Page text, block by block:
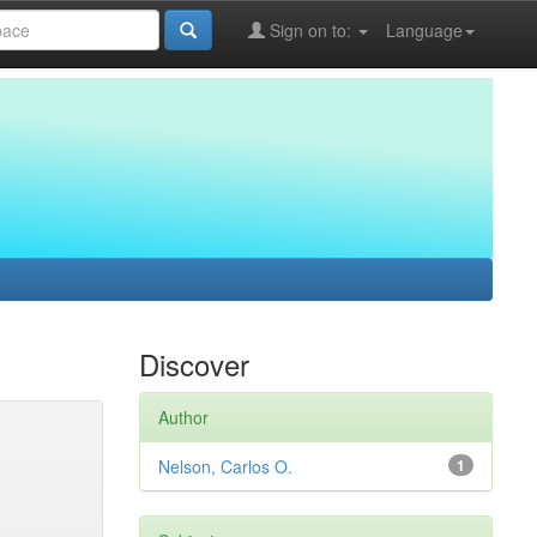
Language
Sign on to:
Discover
Author
1
Nelson, Carlos O.